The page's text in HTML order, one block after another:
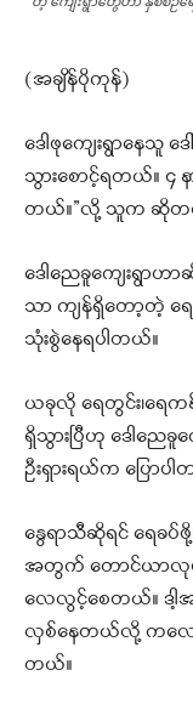
(အချိန်ပိုကုန်)
ဒေါဖုကျေးရွာနေသူ
သွားစောင့်ရတယ်။ ၄
တယ်။”လို့ သူက ဆိုတ
ဒေါညေခူကျေးရွာ
သာ ကျန်ရှိတော့တဲ့ ရ
သုံးစွဲနေရပါတယ်။
ယခုလို ရေတွင်း၊ရေကန်
ရှိသွားပြီဟု ဒေါညေ
ဦးရှားရယ်က ပြောပ
နွေရာသီဆိုရင် ရေခပ်
အတွက် တောင်ယာလု
လေလွင့်စေတယ်။ ဒါ့
လှစ်နေတယ်လို့ ကလေးင
တယ်။